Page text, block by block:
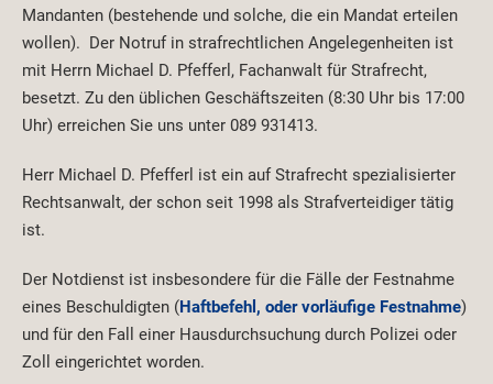
Mandanten (bestehende und solche, die ein Mandat erteilen
wollen). Der Notruf in strafrechtlichen Angelegenheiten ist
mit Herrn Michael D. Pfefferl, Fachanwalt für Strafrecht,
besetzt. Zu den üblichen Geschäftszeiten (8:30 Uhr bis 17:00
Uhr) erreichen Sie uns unter 089 931413.
Herr Michael D. Pfefferl ist ein auf Strafrecht spezialisierter
Rechtsanwalt, der schon seit 1998 als Strafverteidiger tätig
ist.
Der Notdienst ist insbesondere für die Fälle der Festnahme
eines Beschuldigten (Haftbefehl, oder vorläufige Festnahme)
und für den Fall einer Hausdurchsuchung durch Polizei oder
Zoll eingerichtet worden.